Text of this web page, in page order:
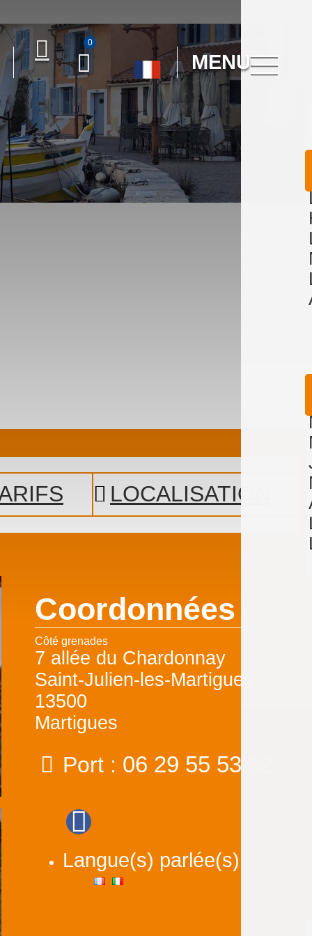
0
MENU
LOCALISATION
Coordonnées
Côté grenades
7 allée du Chardonnay
Saint-Julien-les-Martigues
13500
Martigues
Port : 06 29 55 53 52
Langue(s) parlée(s) :